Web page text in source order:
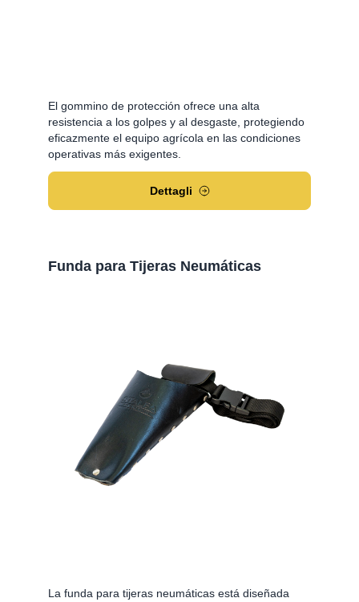
El gommino de protección ofrece una alta
resistencia a los golpes y al desgaste, protegiendo
eficazmente el equipo agrícola en las condiciones
operativas más exigentes.
Dettagli
Funda para Tijeras Neumáticas
La funda para tijeras neumáticas está diseñada